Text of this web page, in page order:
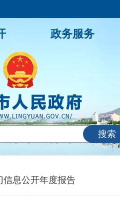
政务服务
搜索
信息公开年度报告